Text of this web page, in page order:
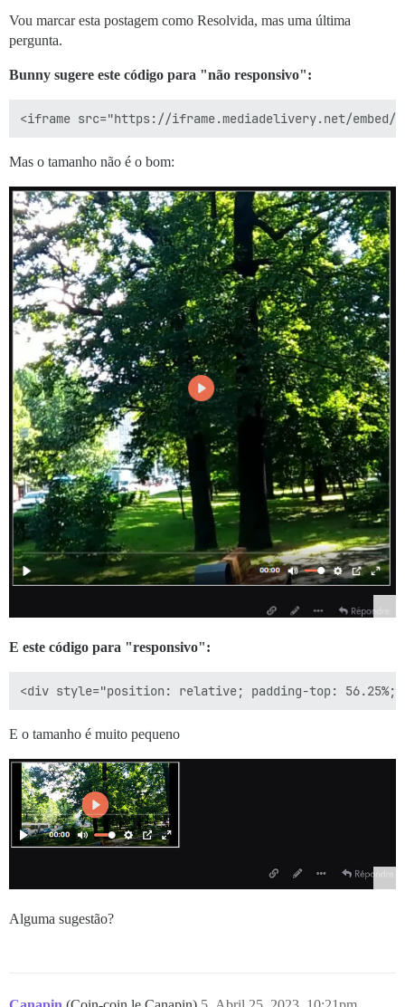
Vou marcar esta postagem como Resolvida, mas uma última
pergunta.
Bunny sugere este código para "não responsivo":
Mas o tamanho não é o bom:
E este código para "responsivo":
E o tamanho é muito pequeno
Alguma sugestão?